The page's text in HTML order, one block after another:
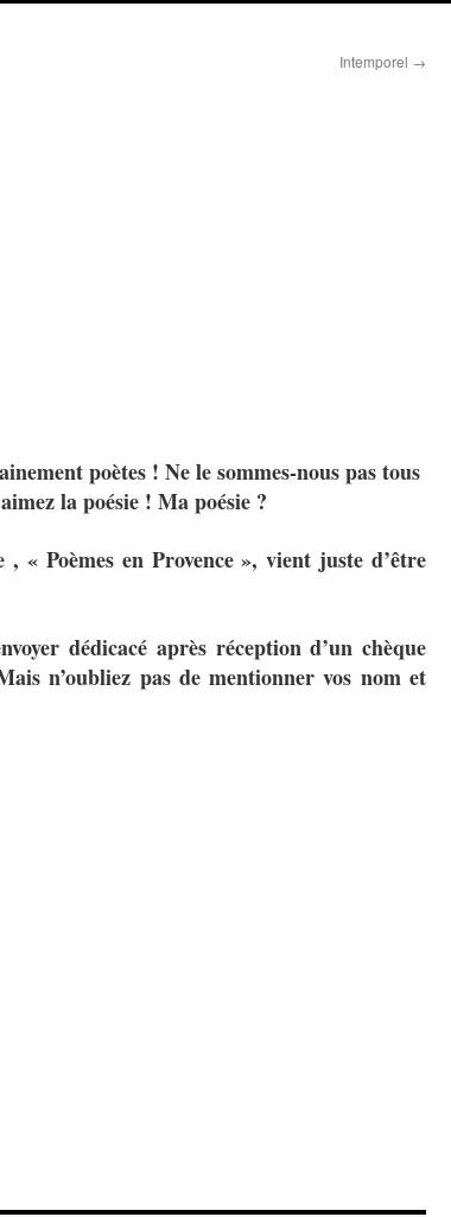
Intemporel →
poètes ! Ne le sommes-nous pas tous
la poésie ! Ma poésie ?
« Poèmes en Provence », vient juste d’être
dédicacé après réception d’un chèque
n’oubliez pas de mentionner vos nom et